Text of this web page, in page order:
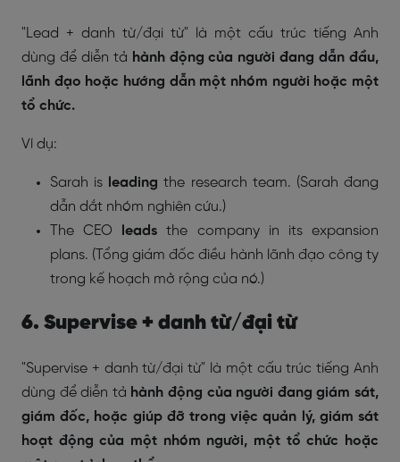
"Lead + danh từ/đại từ" là một cấu trúc tiếng Anh
dùng để diễn tả hành động của người đang dẫn đầu,
lãnh đạo hoặc hướng dẫn một nhóm người hoặc một
tổ chức.
Ví dụ:
Sarah is leading the research team. (Sarah đang
dẫn dắt nhóm nghiên cứu.)
The CEO
leads the company in its expansion
plans. (Tổng giám đốc điều hành lãnh đạo công ty
trong kế hoạch mở rộng của nó.)
6. Supervise + danh từ/đại từ
"Supervise + danh từ/đại từ" là một cấu trúc tiếng Anh
dùng để diễn tả hành động của người đang giám sát,
giám đốc, hoặc giúp đỡ trong việc quản lý, giám sát
hoạt động của một nhóm người, một tổ chức hoặc